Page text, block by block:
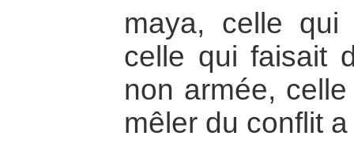
maya, celle qui
celle qui faisait
non armée,
mêler du conflit